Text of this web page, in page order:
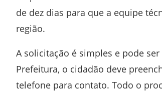
de dez dias para que a equipe
região.
A solicitação é simples e pode
Prefeitura, o cidadão deve
telefone para contato. Todo o